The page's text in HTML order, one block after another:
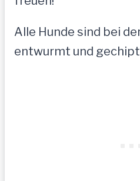
Alle Hunde sind bei
entwurmt und